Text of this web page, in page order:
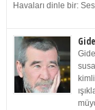
Havaları dinle bir: